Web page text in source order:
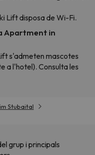
Lift disposa de Wi-Fi.
Apartment in
s'admeten mascotes
a l'hotel). Consulta les
Stubaital
grup i principals